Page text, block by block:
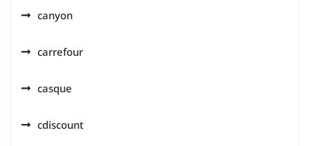
canyon
carrefour
casque
cdiscount